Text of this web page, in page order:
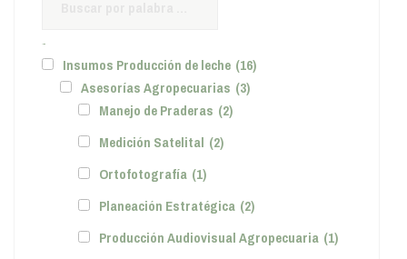
Insumos Producción de leche (16)
Asesorías Agropecuarias (3)
Manejo de Praderas (2)
Medición Satelital (2)
Ortofotografía (1)
Planeación Estratégica (2)
Producción Audiovisual Agropecuaria (1)